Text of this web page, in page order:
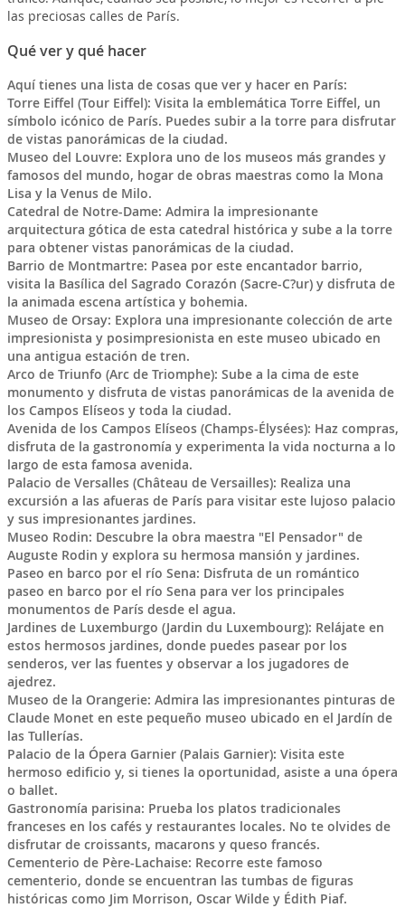
las preciosas calles de París.
Qué ver y qué hacer
Aquí tienes una lista de cosas que ver y hacer en París:
Torre Eiffel (Tour Eiffel): Visita la emblemática Torre Eiffel, un
símbolo icónico de París. Puedes subir a la torre para disfrutar
de vistas panorámicas de la ciudad.
Museo del Louvre: Explora uno de los museos más grandes y
famosos del mundo, hogar de obras maestras como la Mona
Lisa y la Venus de Milo.
Catedral de Notre-Dame: Admira la impresionante
arquitectura gótica de esta catedral histórica y sube a la torre
para obtener vistas panorámicas de la ciudad.
Barrio de Montmartre: Pasea por este encantador barrio,
visita la Basílica del Sagrado Corazón (Sacre-C?ur) y disfruta de
la animada escena artística y bohemia.
Museo de Orsay: Explora una impresionante colección de arte
impresionista y posimpresionista en este museo ubicado en
una antigua estación de tren.
Arco de Triunfo (Arc de Triomphe): Sube a la cima de este
monumento y disfruta de vistas panorámicas de la avenida de
los Campos Elíseos y toda la ciudad.
Avenida de los Campos Elíseos (Champs-Élysées): Haz compras,
disfruta de la gastronomía y experimenta la vida nocturna a lo
largo de esta famosa avenida.
Palacio de Versalles (Château de Versailles): Realiza una
excursión a las afueras de París para visitar este lujoso palacio
y sus impresionantes jardines.
Museo Rodin: Descubre la obra maestra "El Pensador" de
Auguste Rodin y explora su hermosa mansión y jardines.
Paseo en barco por el río Sena: Disfruta de un romántico
paseo en barco por el río Sena para ver los principales
monumentos de París desde el agua.
Jardines de Luxemburgo (Jardin du Luxembourg): Relájate en
estos hermosos jardines, donde puedes pasear por los
senderos, ver las fuentes y observar a los jugadores de
ajedrez.
Museo de la Orangerie: Admira las impresionantes pinturas de
Claude Monet en este pequeño museo ubicado en el Jardín de
las Tullerías.
Palacio de la Ópera Garnier (Palais Garnier): Visita este
hermoso edificio y, si tienes la oportunidad, asiste a una ópera
o ballet.
Gastronomía parisina: Prueba los platos tradicionales
franceses en los cafés y restaurantes locales. No te olvides de
disfrutar de croissants, macarons y queso francés.
Cementerio de Père-Lachaise: Recorre este famoso
cementerio, donde se encuentran las tumbas de figuras
históricas como Jim Morrison, Oscar Wilde y Édith Piaf.